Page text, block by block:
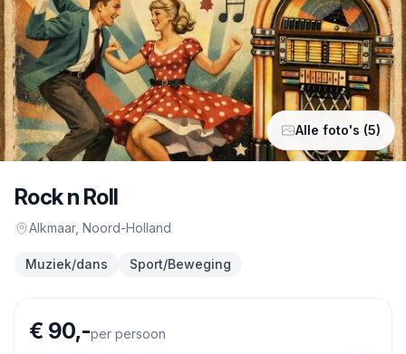
Alle foto's (5)
Rock n Roll
Alkmaar, Noord-Holland
Muziek/dans Sport/Beweging
€ 90,-per persoon